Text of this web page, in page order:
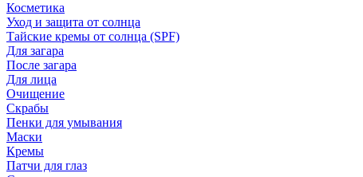
Косметика
Уход и защита от солнца
Тайские кремы от солнца (SPF)
Для загара
После загара
Для лица
Очищение
Скрабы
Пенки для умывания
Маски
Кремы
Патчи для глаз